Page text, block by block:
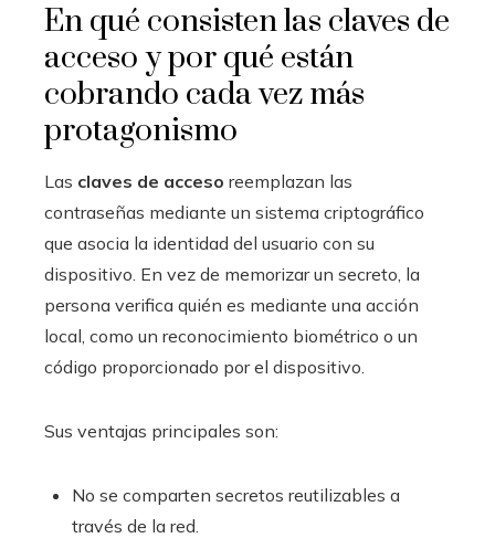
En qué consisten las claves de
acceso y por qué están
cobrando cada vez más
protagonismo
Las claves de acceso reemplazan las
contraseñas mediante un sistema criptográfico
que asocia la identidad del usuario con su
dispositivo. En vez de memorizar un secreto, la
persona verifica quién es mediante una acción
local, como un reconocimiento biométrico o un
código proporcionado por el dispositivo.
Sus ventajas principales son:
No se comparten secretos reutilizables a
través de la red.